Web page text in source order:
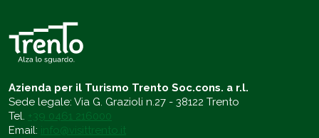
Azienda per il Turismo Trento Soc.cons. a r.l.
Sede legale: Via G. Grazioli n.27 - 38122 Trento
Tel. +39 0461 216000
Email: info@visittrento.it